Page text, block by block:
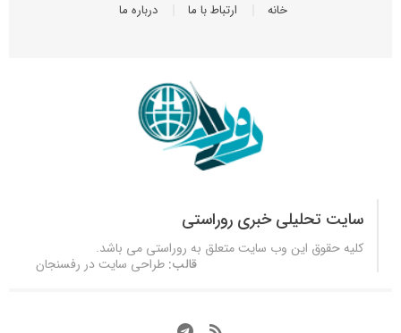
خانه ارتباط با ما درباره ما
سایت تحلیلی خبری روراستی
کلیه حقوق این وب سایت متعلق به روراستی می باشد.
قالب: طراحی سایت در رفسنجان